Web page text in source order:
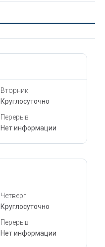
Вторник
Круглосуточно
Перерыв
Нет информации
Четверг
Круглосуточно
Перерыв
Нет информации